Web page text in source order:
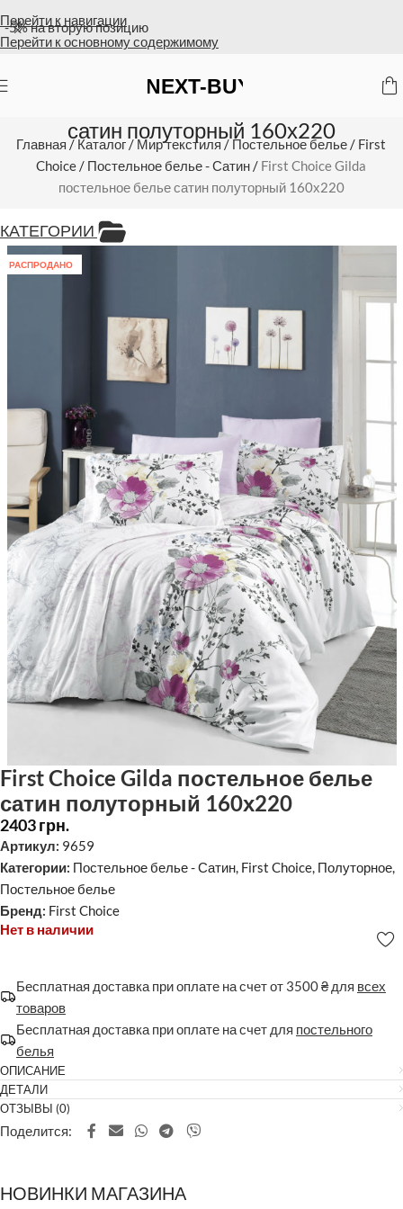
Перейти к навигации
Перейти к основному содержимому
Оплата на счет = бесплатная доставка
First Choice Gilda постельное белье
сатин полуторный 160х220
Главная /Каталог/Мир текстиля/Постельное белье/ First
Choice/ Постельное белье - Сатин/ First Choice Gilda
постельное белье сатин полуторный 160х220
КАТЕГОРИИ
РАСПРОДАНО
First Choice Gilda постельное белье
сатин полуторный 160х220
2403грн.
Артикул: 9659
Категории: Постельное белье - Сатин, First Choice, Полуторное,
Постельное белье
Бренд: First Choice
Нет в наличии
Бесплатная доставка при оплате на счет от 3500 ₴ для всех
товаров
Бесплатная доставка при оплате на счет для постельного
белья
ОПИСАНИЕ
ДЕТАЛИ
ОТЗЫВЫ (0)
Поделится:
НОВИНКИ МАГАЗИНА